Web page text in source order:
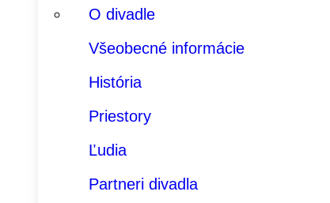
O divadle
Všeobecné informácie
História
Priestory
Ľudia
Partneri divadla